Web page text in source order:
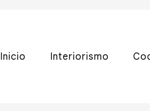
Inicio Interiorismo